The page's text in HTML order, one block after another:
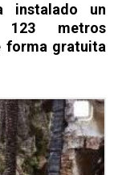
instalado un
123 metros
forma gratuita